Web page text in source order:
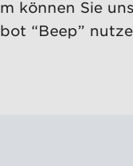
können Sie
“Beep”